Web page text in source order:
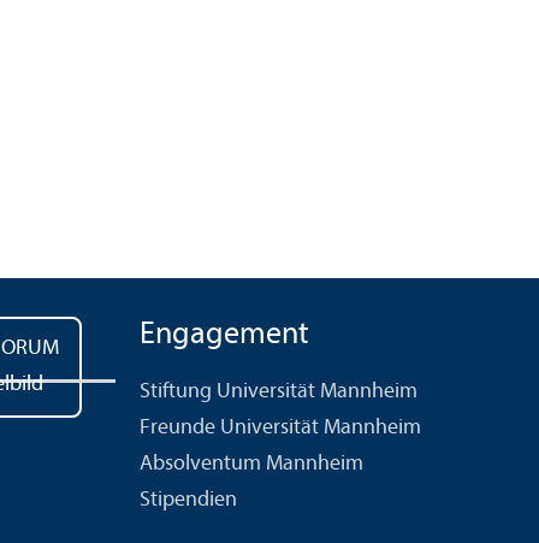
Engagement
Stiftung Universität Mannheim
Freunde Universität Mannheim
Absolventum Mannheim
Stipendien